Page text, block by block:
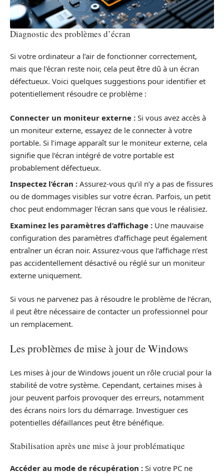
Diagnostic des problèmes d’écran
Si votre ordinateur a l’air de fonctionner correctement,
mais que l’écran reste noir, cela peut être dû à un écran
défectueux. Voici quelques suggestions pour identifier et
potentiellement résoudre ce problème :
Connecter un moniteur externe : Si vous avez accès à
un moniteur externe, essayez de le connecter à votre
portable. Si l’image apparaît sur le moniteur externe, cela
signifie que l’écran intégré de votre portable est
probablement défectueux.
Inspectez l’écran : Assurez-vous qu’il n’y a pas de fissures
ou de dommages visibles sur votre écran. Parfois, un petit
choc peut endommager l’écran sans que vous le réalisiez.
Examinez les paramètres d’affichage : Une mauvaise
configuration des paramètres d’affichage peut également
entraîner un écran noir. Assurez-vous que l’affichage n’est
pas accidentellement désactivé ou réglé sur un moniteur
externe uniquement.
Si vous ne parvenez pas à résoudre le problème de l’écran,
il peut être nécessaire de contacter un professionnel pour
un remplacement.
Les problèmes de mise à jour de Windows
Les mises à jour de Windows jouent un rôle crucial pour la
stabilité de votre système. Cependant, certaines mises à
jour peuvent parfois provoquer des erreurs, notamment
des écrans noirs lors du démarrage. Investiguer ces
potentielles défaillances peut être bénéfique.
Stabilisation après une mise à jour problématique
Accéder au mode de récupération : Si votre PC ne